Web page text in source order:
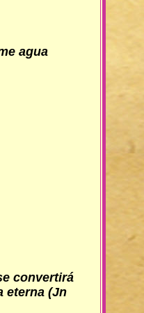
agua
convertirá
eterna (Jn